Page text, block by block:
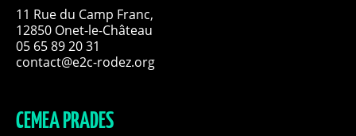
11 Rue du Camp Franc,
12850 Onet-le-Château
05 65 89 20 31
contact@e2c-rodez.org
CEMEA PRADES